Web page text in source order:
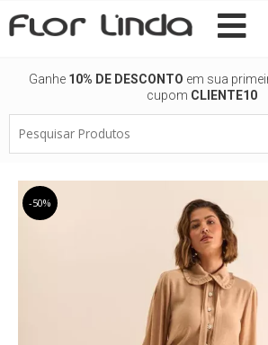
para
Ganhe 10% DE DESCONTO em sua
cupom CLIENTE10
Produtos
-50%